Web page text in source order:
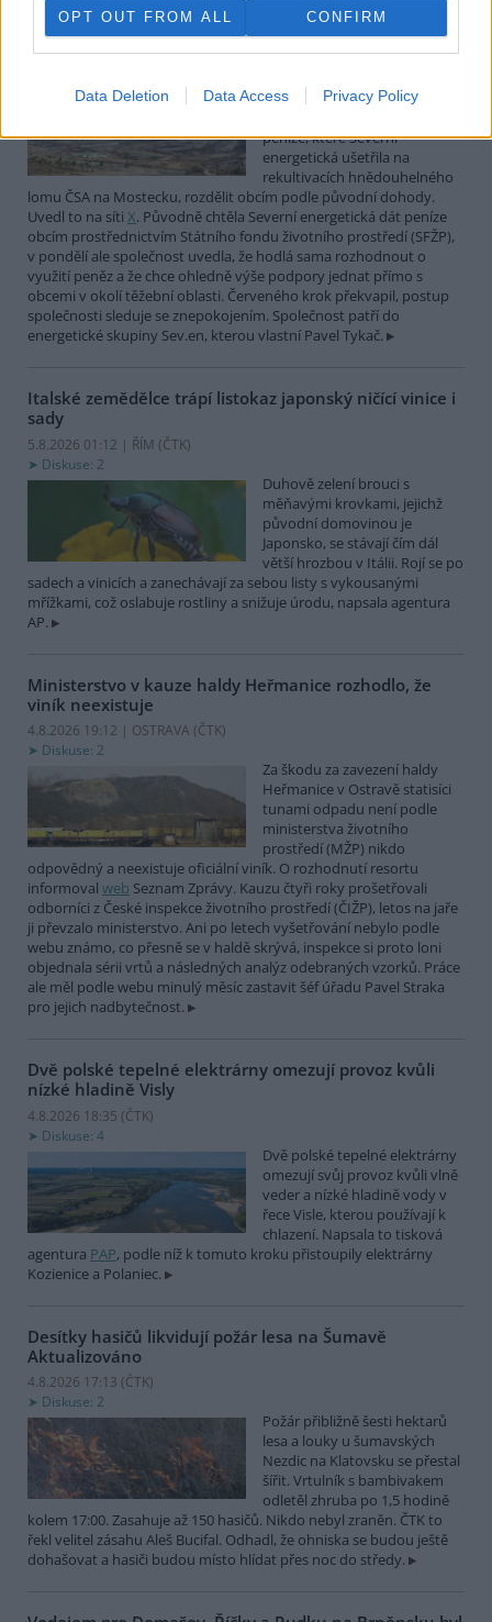
OPT OUT FROM ALL CONFIRM
Data Deletion Data Access Privacy Policy
Červený chce peníze ušetřené za rekultivaci rozdělit
obcím podle původní dohody
5.8.2026 01:29 (ČTK)
Ministr životního prostředí
peníze, které Severní
energetická ušetřila na
rekultivacích hnědouhelného
lomu ČSA na Mostecku, rozdělit obcím podle původní dohody.
Uvedl to na síti X. Původně chtěla Severní energetická dát peníze
obcím prostřednictvím Státního fondu životního prostředí (SFŽP),
v pondělí ale společnost uvedla, že hodlá sama rozhodnout o
využití peněz a že chce ohledně výše podpory jednat přímo s
obcemi v okolí těžební oblasti. Červeného krok překvapil, postup
společnosti sleduje se znepokojením. Společnost patří do
energetické skupiny Sev.en, kterou vlastní Pavel Tykač.
Italské zemědělce trápí listokaz japonský ničící vinice i
sady
5.8.2026 01:12 | ŘÍM (ČTK)
Diskuse: 2
Duhově zelení brouci s
měňavými krovkami, jejichž
původní domovinou je
Japonsko, se stávají čím dál
větší hrozbou v Itálii. Rojí se po
sadech a vinicích a zanechávají za sebou listy s vykousanými
mřížkami, což oslabuje rostliny a snižuje úrodu, napsala agentura
AP.
Ministerstvo v kauze haldy Heřmanice rozhodlo, že
viník neexistuje
4.8.2026 19:12 | OSTRAVA (ČTK)
Diskuse: 2
Za škodu za zavezení haldy
Heřmanice v Ostravě statisíci
tunami odpadu není podle
ministerstva životního
prostředí (MŽP) nikdo
odpovědný a neexistuje oficiální viník. O rozhodnutí resortu
informoval web Seznam Zprávy. Kauzu čtyři roky prošetřovali
odborníci z České inspekce životního prostředí (ČIŽP), letos na jaře
ji převzalo ministerstvo. Ani po letech vyšetřování nebylo podle
webu známo, co přesně se v haldě skrývá, inspekce si proto loni
objednala sérii vrtů a následných analýz odebraných vzorků. Práce
ale měl podle webu minulý měsíc zastavit šéf úřadu Pavel Straka
pro jejich nadbytečnost.
Dvě polské tepelné elektrárny omezují provoz kvůli
nízké hladině Visly
4.8.2026 18:35 (ČTK)
Diskuse: 4
Dvě polské tepelné elektrárny
omezují svůj provoz kvůli vlně
veder a nízké hladině vody v
řece Visle, kterou používají k
chlazení. Napsala to tisková
agentura PAP, podle níž k tomuto kroku přistoupily elektrárny
Kozienice a Polaniec.
Desítky hasičů likvidují požár lesa na Šumavě
Aktualizováno
4.8.2026 17:13 (ČTK)
Diskuse: 2
Požár přibližně šesti hektarů
lesa a louky u šumavských
Nezdic na Klatovsku se přestal
šířit. Vrtulník s bambivakem
odletěl zhruba po 1,5 hodině
kolem 17:00. Zasahuje až 150 hasičů. Nikdo nebyl zraněn. ČTK to
řekl velitel zásahu Aleš Bucifal. Odhadl, že ohniska se budou ještě
dohašovat a hasiči budou místo hlídat přes noc do středy.